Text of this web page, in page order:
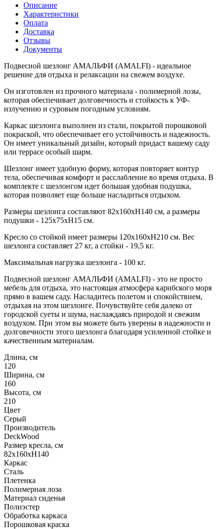
Описание
Характеристики
Оплата
Доставка
Отзывы
Документы
Подвесной шезлонг АМАЛЬФИ (AMALFI) - идеальное
решение для отдыха и релаксации на свежем воздухе.
Он изготовлен из прочного материала - полимерной лозы,
которая обеспечивает долговечность и стойкость к УФ-
излучению и суровым погодным условиям.
Каркас шезлонга выполнен из стали, покрытой порошковой
покраской, что обеспечивает его устойчивость и надежность.
Он имеет уникальный дизайн, который придаст вашему саду
или террасе особый шарм.
Шезлонг имеет удобную форму, которая повторяет контур
тела, обеспечивая комфорт и расслабление во время отдыха. В
комплекте с шезлонгом идет большая удобная подушка,
которая позволяет еще больше насладиться отдыхом.
Размеры шезлонга составляют 82х160хН140 см, а размеры
подушки - 125х75хН15 см.
Кресло со стойкой имеет размеры 120х160хН210 см. Вес
шезлонга составляет 27 кг, а стойки - 19,5 кг.
Максимальная нагрузка шезлонга - 100 кг.
Подвесной шезлонг АМАЛЬФИ (AMALFI) - это не просто
мебель для отдыха, это настоящая атмосфера карибского моря
прямо в вашем саду. Насладитесь полетом и спокойствием,
отдыхая на этом шезлонге. Почувствуйте себя далеко от
городской суеты и шума, наслаждаясь природой и свежим
воздухом. При этом вы можете быть уверены в надежности и
долговечности этого шезлонга благодаря усиленной стойке и
качественным материалам.
Длина, см
120
Ширина, см
160
Высота, см
210
Цвет
Серый
Производитель
DeckWood
Размер кресла, см
82х160хН140
Каркас
Сталь
Плетенка
Полимерная лоза
Материал сиденья
Полиэстер
Обработка каркаса
Порошковая краска